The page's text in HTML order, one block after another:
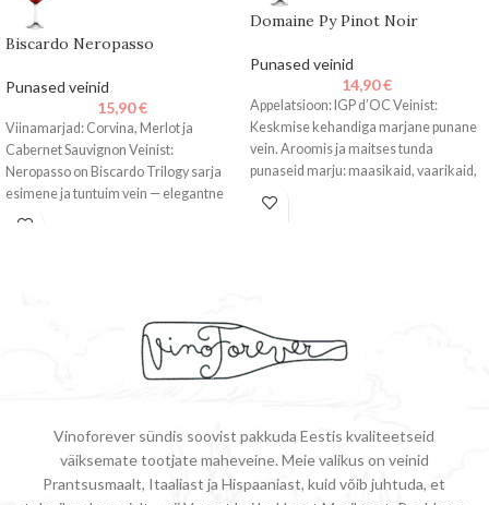
Biscardo Neropasso
Punased veinid
15,90€
Viinamarjad: Corvina, Merlot ja
Cabernet Sauvignon Veinist:
Neropasso on Biscardo Trilogy sarja
esimene ja tuntuim vein — elegantne
ning rikkaliku
Domaine Py Pinot Noir
Punased veinid
14,90€
Appelatsioon: IGP d’OC Veinist:
Keskmise kehandiga marjane punane
vein. Aroomis ja maitses tunda
punaseid marju: maasikaid, vaarikaid,
jõhvikaid ja kirsse
Vinoforever sündis soovist pakkuda Eestis kvaliteetseid
väiksemate tootjate maheveine. Meie valikus on veinid
Prantsusmaalt, Itaaliast ja Hispaaniast, kuid võib juhtuda, et